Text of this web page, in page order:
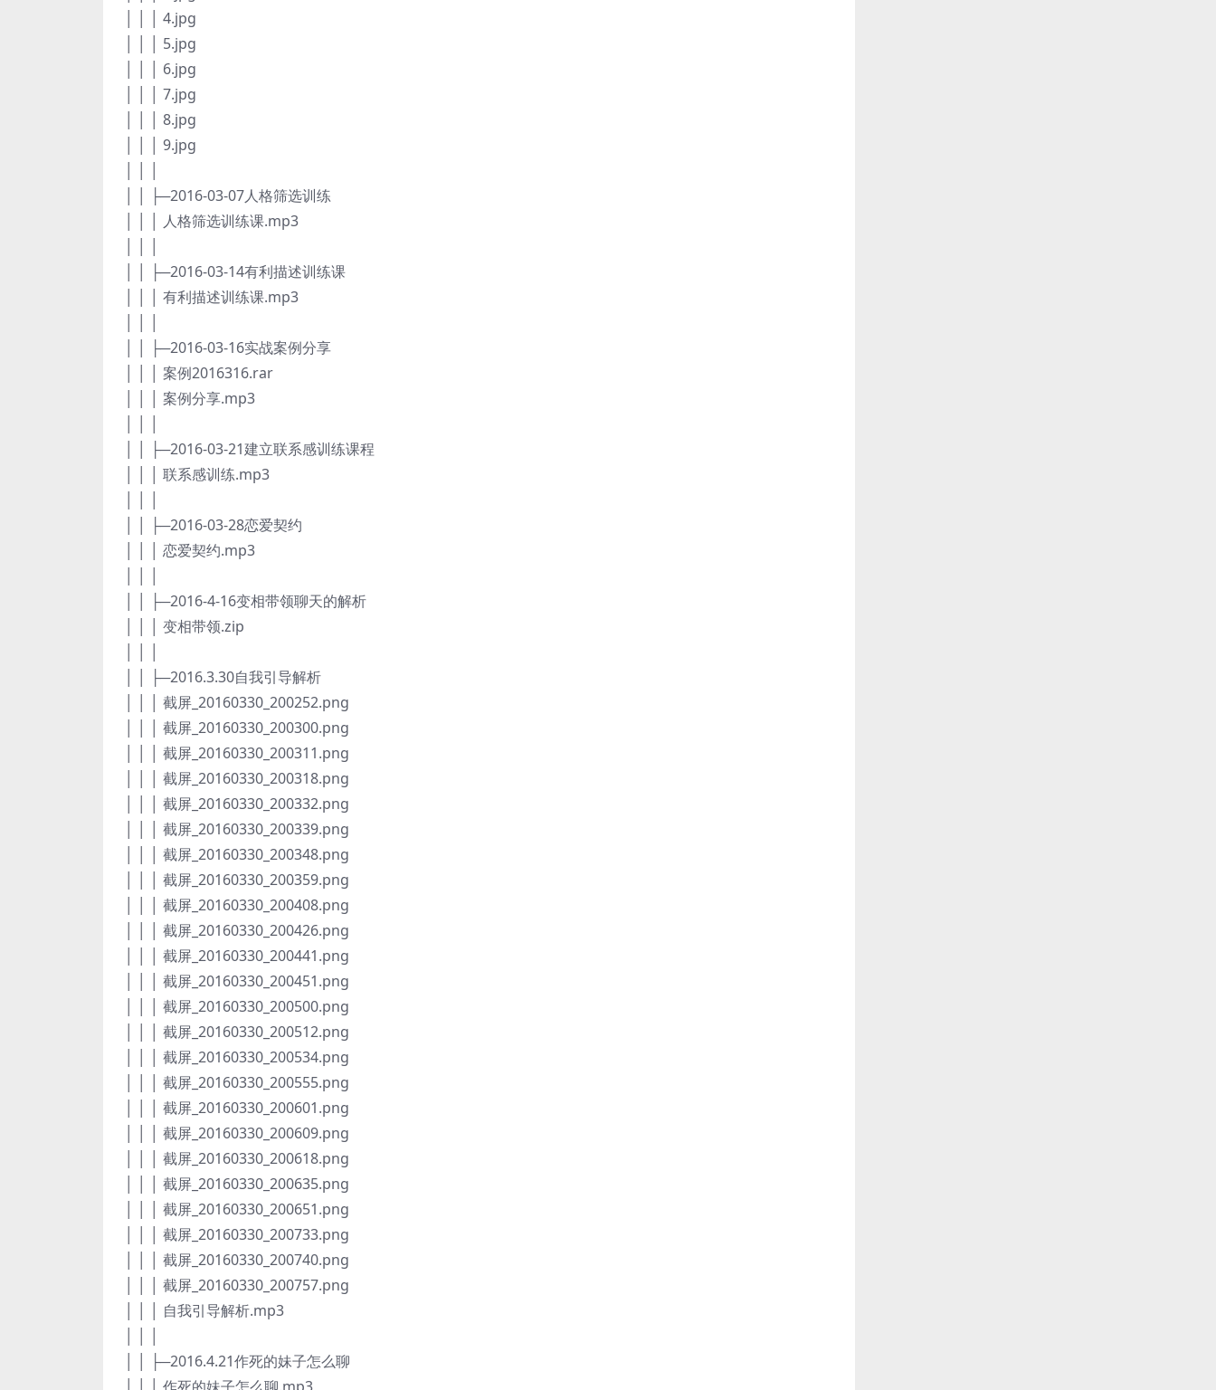
│ │ │ 4.jpg
│ │ │ 5.jpg
│ │ │ 6.jpg
│ │ │ 7.jpg
│ │ │ 8.jpg
│ │ │ 9.jpg
│ │ ├─2016-03-07人格筛选训练
│ │ │ 人格筛选训练课.mp3
│ │ ├─2016-03-14有利描述训练课
│ │ │ 有利描述训练课.mp3
│ │ ├─2016-03-16实战案例分享
│ │ │ 案例2016316.rar
│ │ │ 案例分享.mp3
│ │ ├─2016-03-21建立联系感训练课程
│ │ │ 联系感训练.mp3
│ │ ├─2016-03-28恋爱契约
│ │ │ 恋爱契约.mp3
│ │ ├─2016-4-16变相带领聊天的解析
│ │ │ 变相带领.zip
│ │ ├─2016.3.30自我引导解析
│ │ │ 截屏_20160330_200252.png
│ │ │ 截屏_20160330_200300.png
│ │ │ 截屏_20160330_200311.png
│ │ │ 截屏_20160330_200318.png
│ │ │ 截屏_20160330_200332.png
│ │ │ 截屏_20160330_200339.png
│ │ │ 截屏_20160330_200348.png
│ │ │ 截屏_20160330_200359.png
│ │ │ 截屏_20160330_200408.png
│ │ │ 截屏_20160330_200426.png
│ │ │ 截屏_20160330_200441.png
│ │ │ 截屏_20160330_200451.png
│ │ │ 截屏_20160330_200500.png
│ │ │ 截屏_20160330_200512.png
│ │ │ 截屏_20160330_200534.png
│ │ │ 截屏_20160330_200555.png
│ │ │ 截屏_20160330_200601.png
│ │ │ 截屏_20160330_200609.png
│ │ │ 截屏_20160330_200618.png
│ │ │ 截屏_20160330_200635.png
│ │ │ 截屏_20160330_200651.png
│ │ │ 截屏_20160330_200733.png
│ │ │ 截屏_20160330_200740.png
│ │ │ 截屏_20160330_200757.png
│ │ │ 自我引导解析.mp3
│ │ ├─2016.4.21作死的妹子怎么聊